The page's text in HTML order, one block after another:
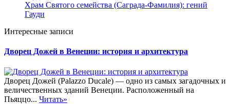
Храм Святого семейства (Саграда-Фамилия): гений
Гауди
Интересные записи
Дворец Дожей в Венеции: история и архитектура
Дворец Дожей (Palazzo Ducale) — одно из самых загадочных и
величественных зданий Венеции. Расположенный на
Пьяццо... Читать»